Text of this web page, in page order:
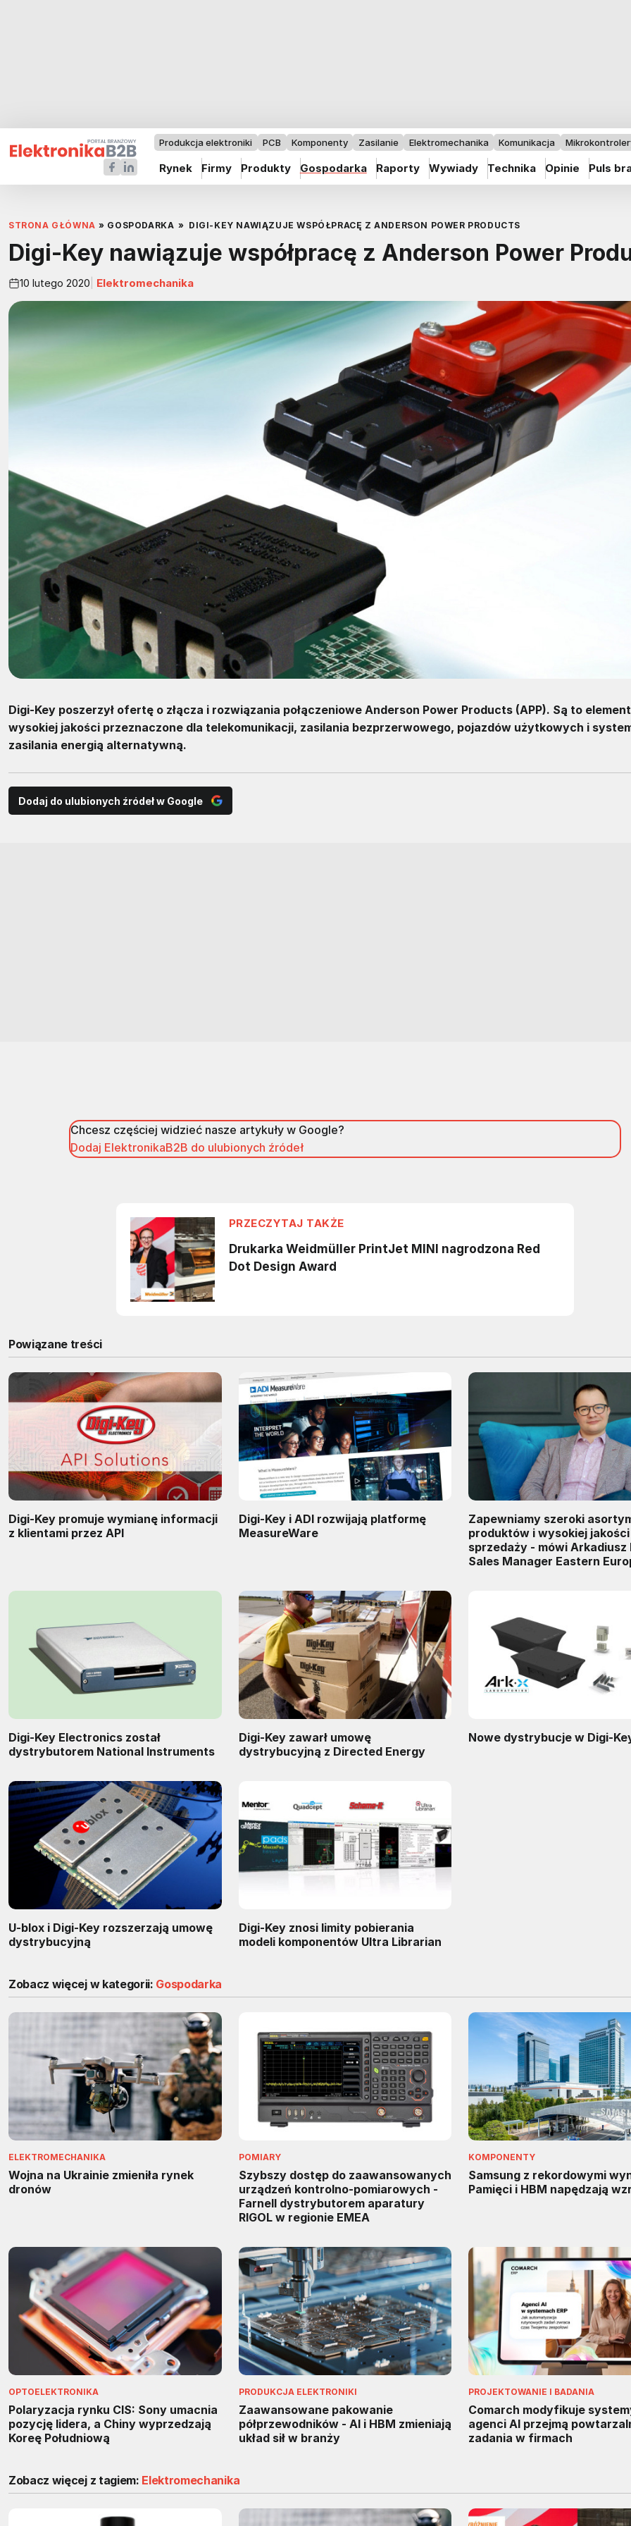
Produkcja elektroniki PCB Komponenty Zasilanie Elektromechanika Komunikacja
Rynek Firmy Produkty Gospodarka Raporty Wywiady Technika Opinie Puls
STRONA GŁÓWNA » GOSPODARKA » DIGI-KEY NAWIĄZUJE WSPÓŁPRACĘ Z ANDERSON POWER PRODUCTS
Digi-Key nawiązuje współpracę z Anderson Power
10 lutego 2020 Elektromechanika
Digi-Key poszerzył ofertę o złącza i rozwiązania połączeniowe Anderson Power Products (APP). Są to
wysokiej jakości przeznaczone dla telekomunikacji, zasilania bezprzerwowego, pojazdów użytkowych i
zasilania energią alternatywną.
Dodaj do ulubionych źródeł w Google
Chcesz częściej widzieć nasze artykuły w Google?
Dodaj ElektronikaB2B do ulubionych źródeł
Powiązane treści
Digi-Key promuje wymianę informacji
z klientami przez API
Digi-Key i ADI rozwijają platformę
MeasureWare
Zapewniamy szeroki
produktów i wysokiej jakości
sprzedaży - mówi Arkadiusz
Sales Manager Eastern
Digi-Key Electronics został
dystrybutorem National Instruments
Digi-Key zawarł umowę
dystrybucyjną z Directed Energy
Nowe dystrybucje w Digi-
U-blox i Digi-Key rozszerzają umowę
dystrybucyjną
Digi-Key znosi limity pobierania
modeli komponentów Ultra Librarian
Zobacz więcej w kategorii: Gospodarka
ELEKTROMECHANIKA
Wojna na Ukrainie zmieniła rynek
dronów
POMIARY
Szybszy dostęp do zaawansowanych
urządzeń kontrolno-pomiarowych -
Farnell dystrybutorem aparatury
RIGOL w regionie EMEA
KOMPONENTY
Samsung z rekordowymi
Pamięci i HBM napędzają
OPTOELEKTRONIKA
Polaryzacja rynku CIS: Sony umacnia
pozycję lidera, a Chiny wyprzedzają
Koreę Południową
PRODUKCJA ELEKTRONIKI
Zaawansowane pakowanie
półprzewodników - AI i HBM zmieniają
układ sił w branży
PROJEKTOWANIE I BADANIA
Comarch modyfikuje
agenci AI przejmą
zadania w firmach
Zobacz więcej z tagiem: Elektromechanika